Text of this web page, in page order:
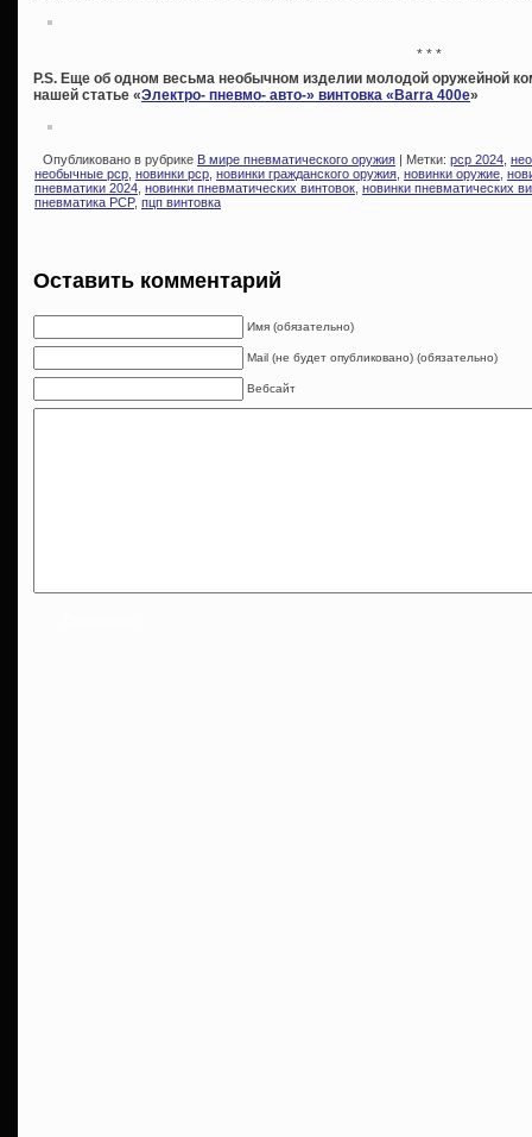
* * *
P.S. Еще об одном весьма необычном изделии молодой оружейной
нашей статье «Электро- пневмо- авто-» винтовка «Barra 400e»
Опубликовано в рубрике В мире пневматического оружия | Метки: pcp 2024
необычные pcp новинки pcp новинки гражданского оружия новинки оружие
пневматики 2024 новинки пневматических винтовок новинки пневматических
пневматика PCP, пцп винтовка
Оставить комментарий
Имя (обязательно)
Mail (не будет опубликовано) (обязательно)
Вебсайт